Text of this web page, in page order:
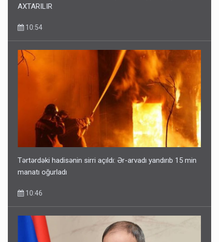
AXTARILIR
10:54
Tərtərdəki hadisənin sirri açıldı: Ər-arvadı yandırıb 15 min
manatı oğurladı
10:46